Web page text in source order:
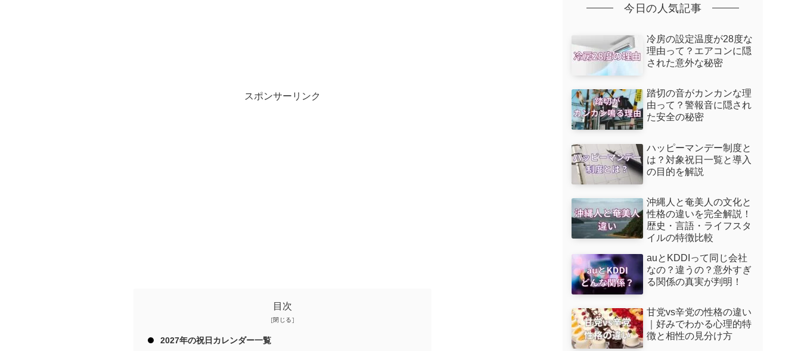
スポンサーリンク
目次
2027年の祝日カレンダー一覧
今日の人気記事
冷房の設定温度が28度な
理由って？エアコンに隠
された意外な秘密
踏切の音がカンカンな理
由って？警報音に隠され
た安全の秘密
ハッピーマンデー制度と
は？対象祝日一覧と導入
の目的を解説
沖縄人と奄美人の文化と
性格の違いを完全解説！
歴史・言語・ライフスタ
イルの特徴比較
auとKDDIって同じ会社
なの？違うの？意外すぎ
る関係の真実が判明！
甘党vs辛党の性格の違い
｜好みでわかる心理的特
徴と相性の見分け方